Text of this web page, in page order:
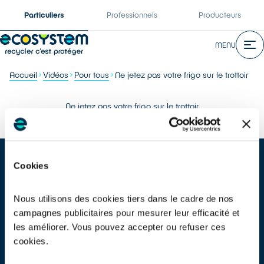
Cookies
Nous utilisons des cookies tiers dans le cadre de nos
campagnes publicitaires pour mesurer leur efficacité et
les améliorer. Vous pouvez accepter ou refuser ces
cookies.
Particuliers Professionnels Producteurs
MENU
Accueil Vidéos Pour tous Ne jetez pas votre frigo sur le trottoir
Ne jetez pas votre frigo sur le trottoir
Un réfrigérateur et un congélateur peuvent contenir différents gaz
plus ou moins dangereux. Certains agissent sur la couche